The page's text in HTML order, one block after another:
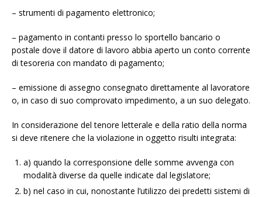
– strumenti di pagamento elettronico;
– pagamento in contanti presso lo sportello bancario o
postale dove il datore di lavoro abbia aperto un conto corrente
di tesoreria con mandato di pagamento;
– emissione di assegno consegnato direttamente al lavoratore
o, in caso di suo comprovato impedimento, a un suo delegato.
In considerazione del tenore letterale e della ratio della norma
si deve ritenere che la violazione in oggetto risulti integrata:
a) quando la corresponsione delle somme avvenga con
modalità diverse da quelle indicate dal legislatore;
b) nel caso in cui, nonostante l’utilizzo dei predetti sistemi di